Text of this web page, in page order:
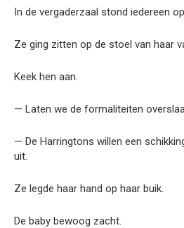
In de vergaderzaal stond iedereen
Ze ging zitten op de stoel van haar
Keek hen aan.
— Laten we de formaliteiten
— De Harringtons willen een
uit.
Ze legde haar hand op haar buik.
De baby bewoog zacht.